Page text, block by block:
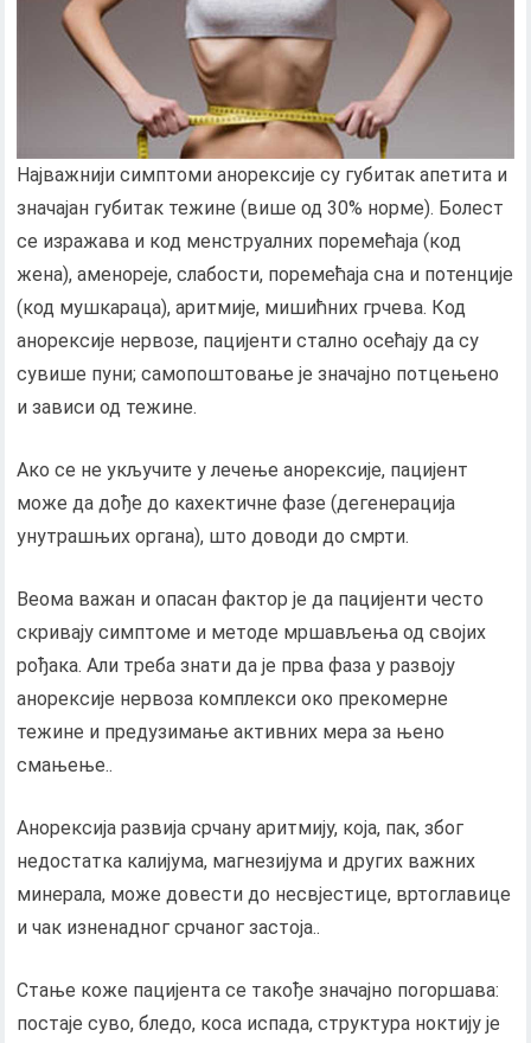
Најважнији симптоми анорексије су губитак апетита и
значајан губитак тежине (више од 30% норме). Болест
се изражава и код менструалних поремећаја (код
жена), аменореје, слабости, поремећаја сна и потенције
(код мушкараца), аритмије, мишићних грчева. Код
анорексије нервозе, пацијенти стално осећају да су
сувише пуни; самопоштовање је значајно потцењено
и зависи од тежине.
Ако се не укључите у лечење анорексије, пацијент
може да дође до кахектичне фазе (дегенерација
унутрашњих органа), што доводи до смрти.
Веома важан и опасан фактор је да пацијенти често
скривају симптоме и методе мршављења од својих
рођака. Али треба знати да је прва фаза у развоју
анорексије нервоза комплекси око прекомерне
тежине и предузимање активних мера за њено
смањење..
Анорексија развија срчану аритмију, која, пак, због
недостатка калијума, магнезијума и других важних
минерала, може довести до несвјестице, вртоглавице
и чак изненадног срчаног застоја..
Стање коже пацијента се такође значајно погоршава:
постаје суво, бледо, коса испада, структура ноктију је